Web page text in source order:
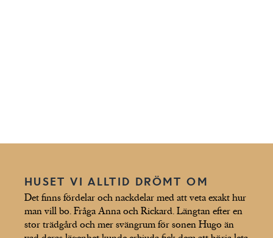
HUSET VI ALLTID DRÖMT OM
Det finns fördelar och nackdelar med att veta exakt hur
man vill bo. Fråga Anna och Rickard. Längtan efter en
stor trädgård och mer svängrum för sonen Hugo än